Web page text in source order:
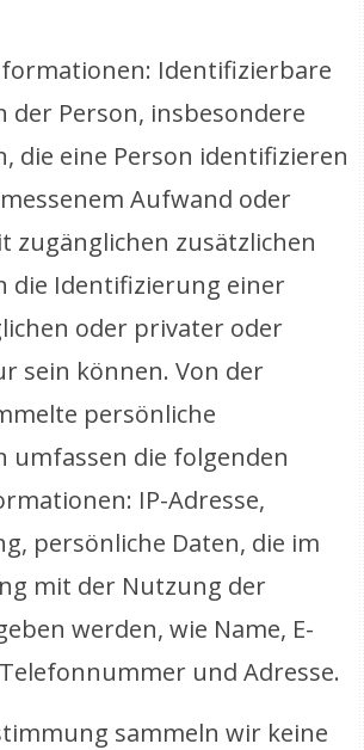
Identifizierbare
Person, insbesondere
die eine Person identifizieren
Aufwand oder
zugänglichen zusätzlichen
die Identifizierung einer
oder privater oder
sein können. Von der
persönliche
umfassen die folgenden
IP-Adresse,
persönliche Daten, die im
mit der Nutzung der
werden, wie Name, E-
und Adresse.
sammeln wir keine